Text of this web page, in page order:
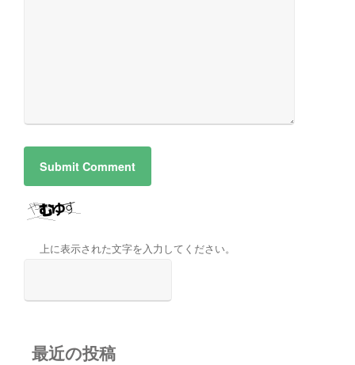
上に表示された文字を入力してください。
最近の投稿